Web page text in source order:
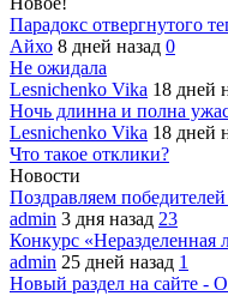
Парадокс отвергнутого
Айхо 8 дней назад 0
Не ожидала
Lesnichenko Vika 18 дней
Ночь длинна и полна
Lesnichenko Vika 18 дней
Что такое отклики?
Новости
Поздравляем
admin 3 дня назад 23
Конкурс «Неразделенная
admin 25 дней назад 1
Новый раздел на сайте -